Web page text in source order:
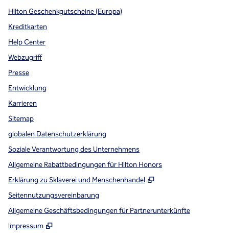
Hilton Geschenkgutscheine (Europa)
Kreditkarten
Help Center
Webzugriff
Presse
Entwicklung
Karrieren
Sitemap
globalen Datenschutzerklärung
Soziale Verantwortung des Unternehmens
Allgemeine Rabattbedingungen für Hilton Honors
Erklärung zu Sklaverei und Menschenhandel
,
Seitennutzungsvereinbarung
Allgemeine Geschäftsbedingungen für Partnerunterkünfte
Impressum